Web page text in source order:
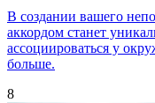
В создании вашего
аккордом станет
ассоциироваться у
больше.
8